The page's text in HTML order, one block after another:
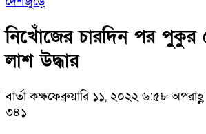
নিখোঁজের চারদিন পর পুকুর
লাশ উদ্ধার
বার্তা কক্ষফেব্রুয়ারি ১১, ২০২২ ৬:৫৮ অপরাহ্ণ
৩৪১